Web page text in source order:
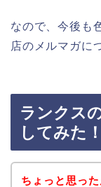
なので、今後も
店のメルマガに
ランクス
してみた！
ちょっと思っ